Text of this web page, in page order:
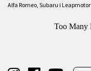
Alfa Romeo, Subaru i Leapmotor